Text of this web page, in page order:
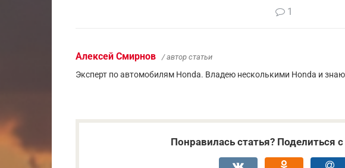
1
Алексей Смирнов / автор статьи
Эксперт по автомобилям Honda. Владею несколькими Honda и
Понравилась статья? Поделиться